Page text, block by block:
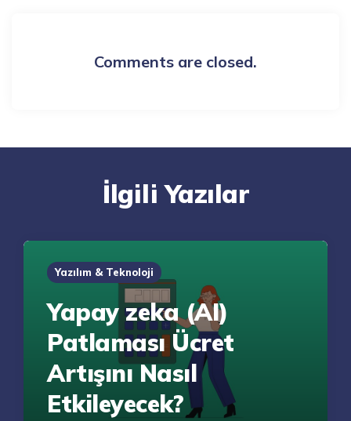
Comments are closed.
İlgili Yazılar
Yazılım & Teknoloji
Yapay zeka (AI)
Patlaması Ücret
Artışını Nasıl
Etkileyecek?